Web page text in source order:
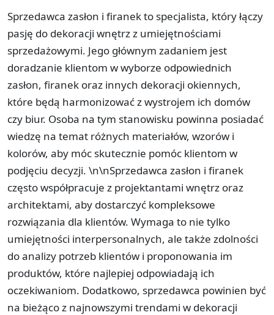
Sprzedawca zasłon i firanek to specjalista, który łączy
pasję do dekoracji wnętrz z umiejętnościami
sprzedażowymi. Jego głównym zadaniem jest
doradzanie klientom w wyborze odpowiednich
zasłon, firanek oraz innych dekoracji okiennych,
które będą harmonizować z wystrojem ich domów
czy biur. Osoba na tym stanowisku powinna posiadać
wiedzę na temat różnych materiałów, wzorów i
kolorów, aby móc skutecznie pomóc klientom w
podjęciu decyzji. \n\nSprzedawca zasłon i firanek
często współpracuje z projektantami wnętrz oraz
architektami, aby dostarczyć kompleksowe
rozwiązania dla klientów. Wymaga to nie tylko
umiejętności interpersonalnych, ale także zdolności
do analizy potrzeb klientów i proponowania im
produktów, które najlepiej odpowiadają ich
oczekiwaniom. Dodatkowo, sprzedawca powinien być
na bieżąco z najnowszymi trendami w dekoracji